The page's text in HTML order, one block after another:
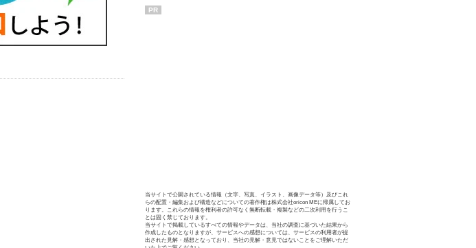
PR
当サイトで公開されている情報（文字、写真、イラスト、画像データ等）及びこれ
らの配置・編集および構造などについての著作権は株式会社oricon MEに帰属してお
ります。これらの情報を権利者の許可なく無断転載・複製などの二次利用を行うこ
とは固く禁じております。
当サイトで掲載しているすべての情報やデータは、当社の調査に基づいた結果から
作成したものとなりますが、サービスへの感想については、サービスの利用者が提
出された見解・感想となっており、当社の見解・意見ではないことをご理解いただ